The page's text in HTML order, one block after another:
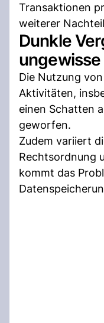
Transaktionen
weiterer
Dunkle
Die Nutzung
Aktivitäten,
einen Schatten
geworfen.
Zudem variiert
Rechtsordnung
kommt das